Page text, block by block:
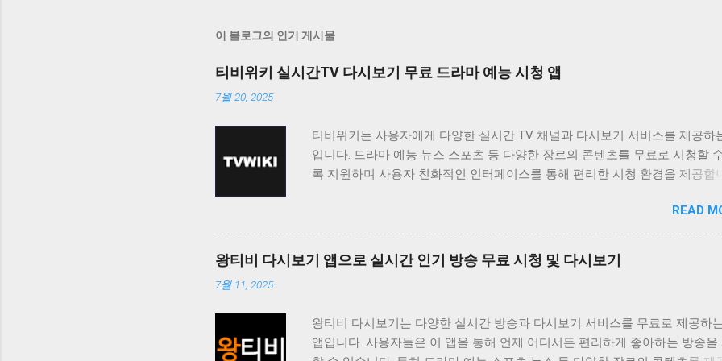
이 블로그의 인기 게시물
티비위키 실시간TV 다시보기 무료 드라마 예능 시청 앱
7월 20, 2025
티비위키는 사용자에게 다양한 실시간 TV 채널과 다시보기 서비스를 제공하
입니다. 드라마 예능 뉴스 스포츠 등 다양한 장르의 콘텐츠를 무료로 시청할
록 지원하며 사용자 친화적인 인터페이스를 통해 편리한 시청 환경을 제공합
보고 싶은 채널을 시청하고 싶은 사용자에게 유용한 앱입니다. 다양한 콘텐츠
료로 제공하며 사용자 편의성을 높인 기능들을 통해 사용자 만족도를 높이고
니다. 티비위키는 사용자가 원하는 콘텐츠를 쉽게 찾고 시청할 수 있도록 다양
능을 제공합니다. 실시간 TV 시청 기능은 사용자가 현재 방송 중인 채널을 바
쉽게 접근할 수 있도록 돕고 검색 기능을 통해 원하는 콘텐츠를 빠르게 찾을
도록 지원합니다. 티비위키는 사용자에게 편리하고 풍부한 시청 경험을 제공
READ
왕티비 다시보기 앱으로 실시간 인기 방송 무료 시청 및 다시보기
7월 11, 2025
왕티비 다시보기는 다양한 실시간 방송과 다시보기 서비스를 무료로 제공하
앱입니다. 사용자들은 이 앱을 통해 언제 어디서든 편리하게 좋아하는 방송을